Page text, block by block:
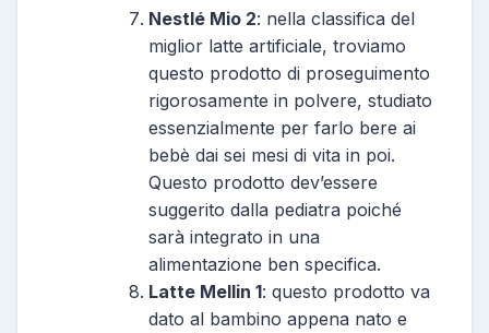
Nestlé Mio 2: nella classifica del
miglior latte artificiale, troviamo
questo prodotto di proseguimento
rigorosamente in polvere, studiato
essenzialmente per farlo bere ai
bebè dai sei mesi di vita in poi.
Questo prodotto dev’essere
suggerito dalla pediatra poiché
sarà integrato in una
alimentazione ben specifica.
Latte Mellin 1: questo prodotto va
dato al bambino appena nato e